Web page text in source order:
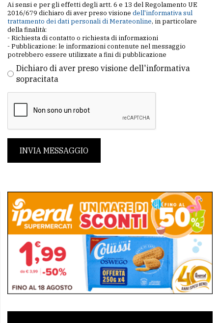
Ai sensi e per gli effetti degli artt. 6 e 13 del Regolamento UE
2016/679 dichiaro di aver preso visione dell'informativa sul
trattamento dei dati personali di Merateonline, in particolare
della finalità:
- Richiesta di contatto o richiesta di informazioni
- Pubblicazione: le informazioni contenute nel messaggio
potrebbero essere utilizzate a fini di pubblicazione
Dichiaro di aver preso visione dell'informativa
sopracitata
INVIA MESSAGGIO